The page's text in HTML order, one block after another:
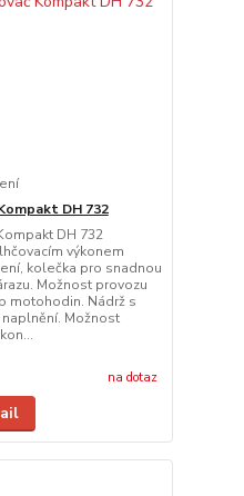
DH 732
DH 732
výkonem
kolečka pro snadnou
Možnost provozu
motohodin. Nádrž s
Možnost
na dotaz